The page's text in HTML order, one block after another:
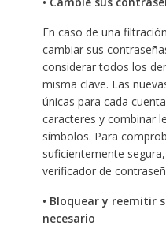
En caso de una
cambiar sus
considerar todos los
misma clave. Las
únicas para cada
caracteres y combinar
símbolos. Para
suficientemente
verificador de
• Bloquear y reemitir
necesario